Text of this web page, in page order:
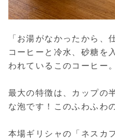
「お湯がなかったから、
コーヒーと冷水、砂糖を
われているこのコーヒー。
最大の特徴は、カップの
な泡です！このふわふわ
本場ギリシャの「ネスカ